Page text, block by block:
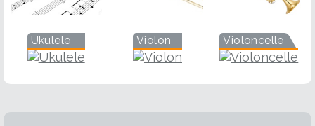
Ukulele Violon Violoncelle